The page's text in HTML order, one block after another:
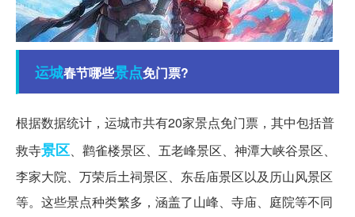
运城春节哪些景点免门票?
根据数据统计，运城市共有20家景点免门票，其中包括普
救寺景区、鹳雀楼景区、五老峰景区、神潭大峡谷景区、
李家大院、万荣后土祠景区、东岳庙景区以及历山风景区
等。这些景点种类繁多，涵盖了山峰、寺庙、庭院等不同